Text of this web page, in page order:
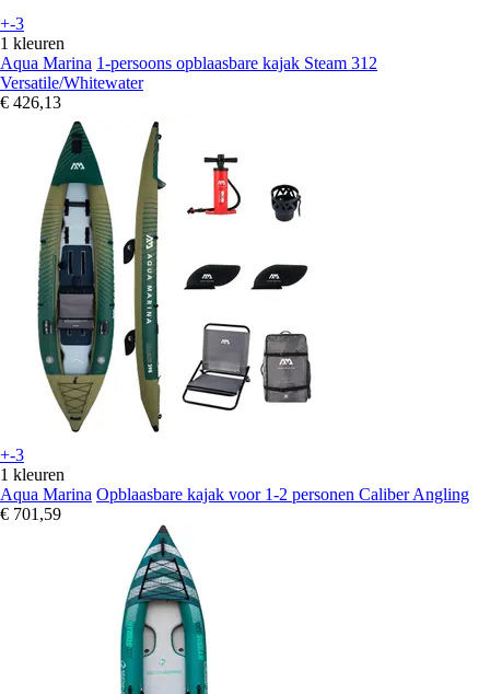
+-3
1 kleuren
Aqua Marina 1-persoons opblaasbare kajak Steam 312
Versatile/Whitewater
€ 426,13
+-3
1 kleuren
Aqua Marina Opblaasbare kajak voor 1-2 personen Caliber Angling
€ 701,59